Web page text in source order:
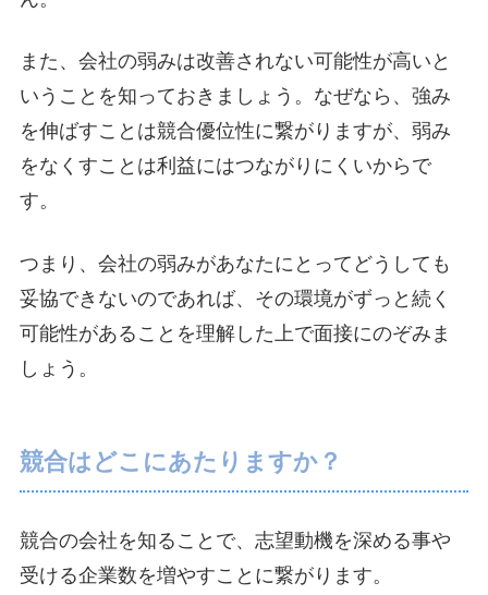
また、会社の弱みは改善されない可能性が高いと
いうことを知っておきましょう。なぜなら、強み
を伸ばすことは競合優位性に繋がりますが、弱み
をなくすことは利益にはつながりにくいからで
す。
つまり、会社の弱みがあなたにとってどうしても
妥協できないのであれば、その環境がずっと続く
可能性があることを理解した上で面接にのぞみま
しょう。
競合はどこにあたりますか？
競合の会社を知ることで、志望動機を深める事や
受ける企業数を増やすことに繋がります。